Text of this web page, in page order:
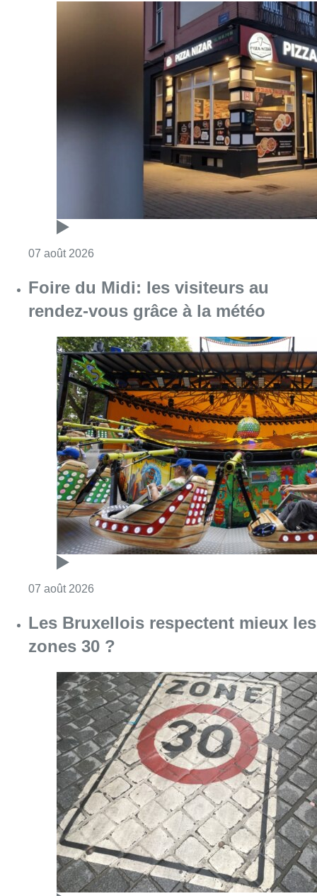
07 août 2026
Foire du Midi: les visiteurs au
rendez-vous grâce à la météo
07 août 2026
Les Bruxellois respectent mieux les
zones 30 ?